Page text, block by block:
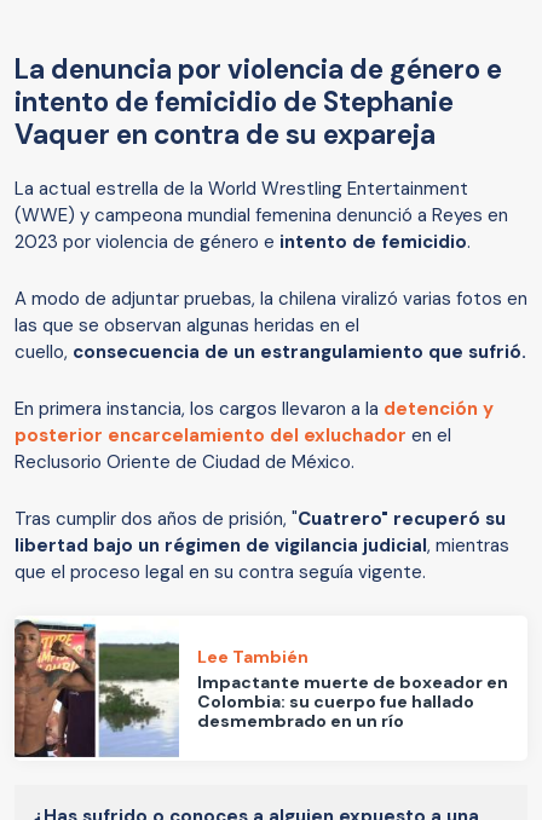
La denuncia por violencia de género e
intento de femicidio de Stephanie
Vaquer en contra de su expareja
La actual estrella de la World Wrestling Entertainment
(WWE) y campeona mundial femenina denunció a Reyes en
2023 por violencia de género e intento de femicidio.
A modo de adjuntar pruebas, la chilena viralizó varias fotos en
las que se observan algunas heridas en el
cuello, consecuencia de un estrangulamiento que sufrió.
En primera instancia, los cargos llevaron a la detención y
posterior encarcelamiento del exluchador en el
Reclusorio Oriente de Ciudad de México.
Tras cumplir dos años de prisión, "Cuatrero" recuperó su
libertad bajo un régimen de vigilancia judicial, mientras
que el proceso legal en su contra seguía vigente.
Lee También
Impactante muerte de boxeador en
Colombia: su cuerpo fue hallado
desmembrado en un río